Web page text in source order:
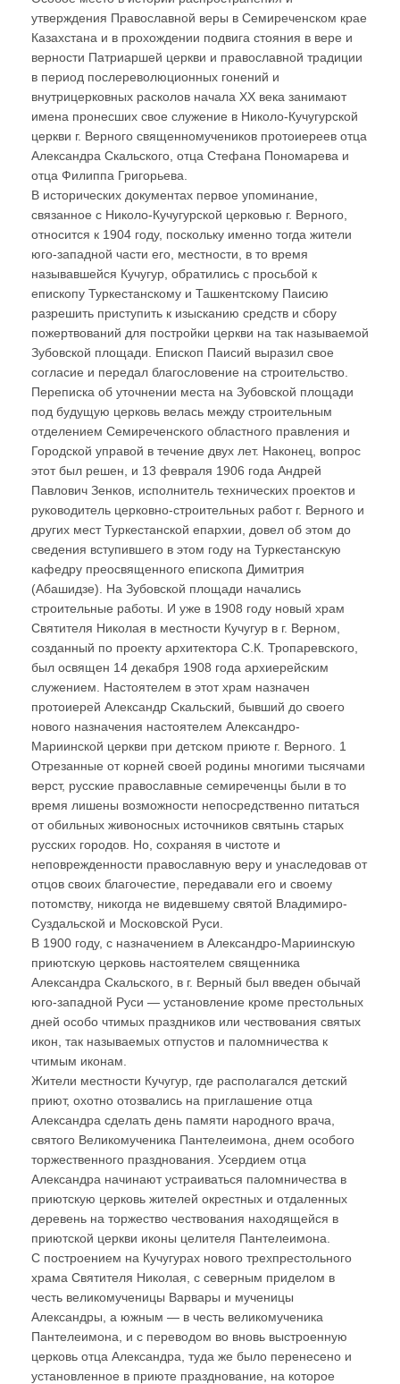
утверждения Православной веры в Семиреченском крае
Казахстана и в прохождении подвига стояния в вере и
верности Патриаршей церкви и православной традиции
в период послереволюционных гонений и
внутрицерковных расколов начала ХХ века занимают
имена пронесших свое служение в Николо-Кучугурской
церкви г. Верного священномучеников протоиереев отца
Александра Скальского, отца Стефана Пономарева и
отца Филиппа Григорьева.
В исторических документах первое упоминание,
связанное с Николо-Кучугурской церковью г. Верного,
относится к 1904 году, поскольку именно тогда жители
юго-западной части его, местности, в то время
называвшейся Кучугур, обратились с просьбой к
епископу Туркестанскому и Ташкентскому Паисию
разрешить приступить к изысканию средств и сбору
пожертвований для постройки церкви на так называемой
Зубовской площади. Епископ Паисий выразил свое
согласие и передал благословение на строительство.
Переписка об уточнении места на Зубовской площади
под будущую церковь велась между строительным
отделением Семиреченского областного правления и
Городской управой в течение двух лет. Наконец, вопрос
этот был решен, и 13 февраля 1906 года Андрей
Павлович Зенков, исполнитель технических проектов и
руководитель церковно-строительных работ г. Верного и
других мест Туркестанской епархии, довел об этом до
сведения вступившего в этом году на Туркестанскую
кафедру преосвященного епископа Димитрия
(Абашидзе). На Зубовской площади начались
строительные работы. И уже в 1908 году новый храм
Святителя Николая в местности Кучугур в г. Верном,
созданный по проекту архитектора С.К. Тропаревского,
был освящен 14 декабря 1908 года архиерейским
служением. Настоятелем в этот храм назначен
протоиерей Александр Скальский, бывший до своего
нового назначения настоятелем Александро-
Мариинской церкви при детском приюте г. Верного. 1
Отрезанные от корней своей родины многими тысячами
верст, русские православные семиреченцы были в то
время лишены возможности непосредственно питаться
от обильных живоносных источников святынь старых
русских городов. Но, сохраняя в чистоте и
неповрежденности православную веру и унаследовав от
отцов своих благочестие, передавали его и своему
потомству, никогда не видевшему святой Владимиро-
Суздальской и Московской Руси.
В 1900 году, с назначением в Александро-Мариинскую
приютскую церковь настоятелем священника
Александра Скальского, в г. Верный был введен обычай
юго-западной Руси — установление кроме престольных
дней особо чтимых праздников или чествования святых
икон, так называемых отпустов и паломничества к
чтимым иконам.
Жители местности Кучугур, где располагался детский
приют, охотно отозвались на приглашение отца
Александра сделать день памяти народного врача,
святого Великомученика Пантелеимона, днем особого
торжественного празднования. Усердием отца
Александра начинают устраиваться паломничества в
приютскую церковь жителей окрестных и отдаленных
деревень на торжество чествования находящейся в
приютской церкви иконы целителя Пантелеимона.
С построением на Кучугурах нового трехпрестольного
храма Святителя Николая, с северным приделом в
честь великомученицы Варвары и мученицы
Александры, а южным — в честь великомученика
Пантелеимона, и с переводом во вновь выстроенную
церковь отца Александра, туда же было перенесено и
установленное в приюте празднование, на которое